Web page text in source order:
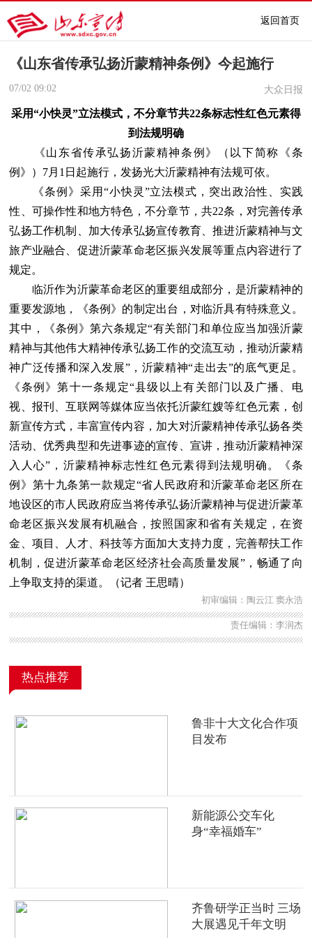
返回首页
《山东省传承弘扬沂蒙精神条例》今起施行
07/02 09:02 大众日报
采用“小快灵”立法模式，不分章节共22条标志性红色元素得
到法规明确
《山东省传承弘扬沂蒙精神条例》（以下简称《条
例》）7月1日起施行，发扬光大沂蒙精神有法规可依。
《条例》采用“小快灵”立法模式，突出政治性、实践
性、可操作性和地方特色，不分章节，共22条，对完善传承
弘扬工作机制、加大传承弘扬宣传教育、推进沂蒙精神与文
旅产业融合、促进沂蒙革命老区振兴发展等重点内容进行了
规定。
临沂作为沂蒙革命老区的重要组成部分，是沂蒙精神的
重要发源地，《条例》的制定出台，对临沂具有特殊意义。
其中，《条例》第六条规定“有关部门和单位应当加强沂蒙
精神与其他伟大精神传承弘扬工作的交流互动，推动沂蒙精
神广泛传播和深入发展”，沂蒙精神“走出去”的底气更足。
《条例》第十一条规定“县级以上有关部门以及广播、电
视、报刊、互联网等媒体应当依托沂蒙红嫂等红色元素，创
新宣传方式，丰富宣传内容，加大对沂蒙精神传承弘扬各类
活动、优秀典型和先进事迹的宣传、宣讲，推动沂蒙精神深
入人心”，沂蒙精神标志性红色元素得到法规明确。《条
例》第十九条第一款规定“省人民政府和沂蒙革命老区所在
地设区的市人民政府应当将传承弘扬沂蒙精神与促进沂蒙革
命老区振兴发展有机融合，按照国家和省有关规定，在资
金、项目、人才、科技等方面加大支持力度，完善帮扶工作
机制，促进沂蒙革命老区经济社会高质量发展”，畅通了向
上争取支持的渠道。（记者 王思晴）
初审编辑：陶云江 窦永浩
责任编辑：李润杰
热点推荐
鲁非十大文化合作项
目发布
新能源公交车化
身“幸福婚车”
齐鲁研学正当时 三场
大展遇见千年文明